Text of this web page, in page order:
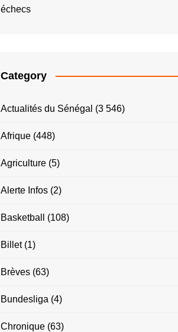
échecs
Category
Actualités du Sénégal (3 546)
Afrique (448)
Agriculture (5)
Alerte Infos (2)
Basketball (108)
Billet(1)
Brèves (63)
Bundesliga (4)
Chronique (63)